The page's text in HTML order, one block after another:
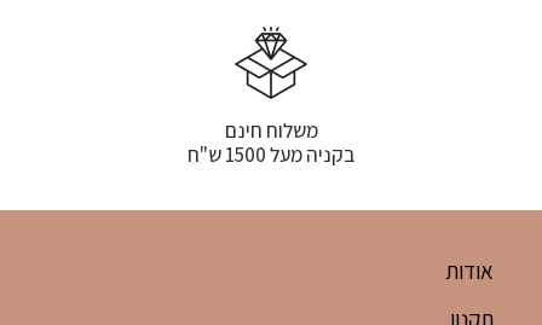
משלוח חינם
בקניה מעל 1500 ש"ח
אודות
תקנון